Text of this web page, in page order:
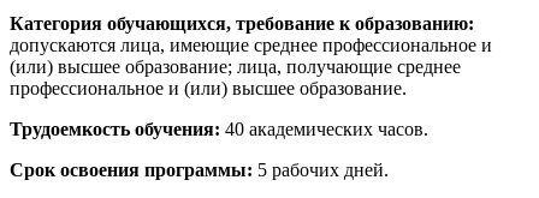
Категория обучающихся, требование к образованию:
допускаются лица, имеющие среднее профессиональное и
(или) высшее образование; лица, получающие среднее
профессиональное и (или) высшее образование.
Трудоемкость обучения: 40 академических часов.
Срок освоения программы: 5 рабочих дней.